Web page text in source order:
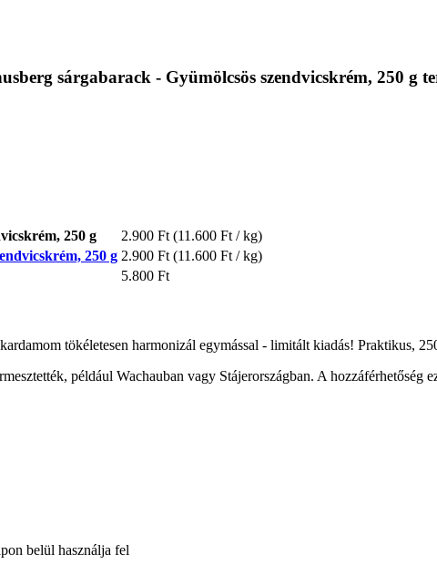
sárgabarack - Gyümölcsös szendvicskrém, 250 g
250 g 2.900 Ft (11.600 Ft / kg)
250 g 2.900 Ft (11.600 Ft / kg)
5.800 Ft
tökéletesen harmonizál egymással - limitált kiadás! Praktikus,
például Wachauban vagy Stájerországban. A hozzáférhetőség
belül használja fel